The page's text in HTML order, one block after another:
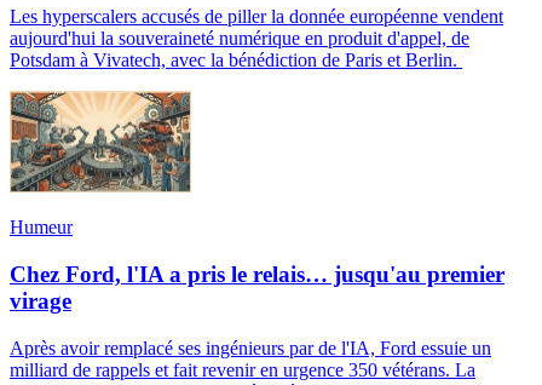
Les hyperscalers accusés de piller la donnée européenne vendent
aujourd'hui la souveraineté numérique en produit d'appel, de
Potsdam à Vivatech, avec la bénédiction de Paris et Berlin.
Humeur
Chez Ford, l'IA a pris le relais… jusqu'au premier
virage
Après avoir remplacé ses ingénieurs par de l'IA, Ford essuie un
milliard de rappels et fait revenir en urgence 350 vétérans. La